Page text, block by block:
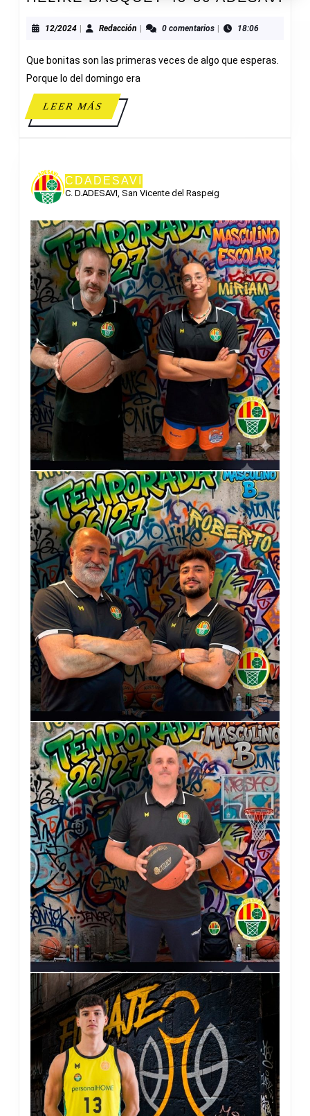
12/202412/2024Redacción Redacción0 comentarios 18:06
Que bonitas son las primeras veces de algo que esperas.
Porque lo del domingo era
LEER MÁSLEER
MÁS
CDADESAVI
C. D.ADESAVI, San Vicente del Raspeig